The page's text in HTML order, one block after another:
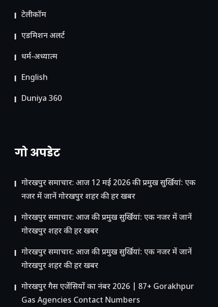
टेलीकॉम
ए​डमिशन अलर्ट
धर्म-अध्यात्म
English
Duniya 360
गो अपडेट
गोरखपुर समाचार: आज 12 मई 2026 की प्रमुख सुर्खियां: एक
नजर में जानें गोरखपुर शहर की हर खबर
गोरखपुर समाचार: आज की प्रमुख सुर्खियां: एक नजर में जानें
गोरखपुर शहर की हर खबर
गोरखपुर समाचार: आज की प्रमुख सुर्खियां: एक नजर में जानें
गोरखपुर शहर की हर खबर
गोरखपुर गैस एजेंसियों का नंबर 2026 | 87+ Gorakhpur
Gas Agencies Contact Numbers